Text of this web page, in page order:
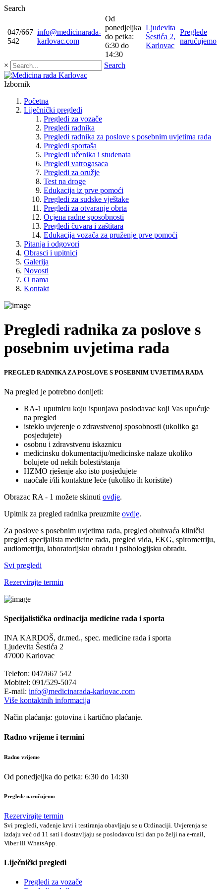
Search
047/667
542
info@medicinarada-
karlovac.com
Od
ponedjeljka
do petka:
6:30 do
14:30
Ljudevita
Šestića 2,
Karlovac
Preglede
naručujemo
× Search
Izbornik
Početna
Liječnički pregledi
Pregledi za vozače
Pregledi radnika
Pregledi radnika za poslove s posebnim uvjetima rada
Pregledi sportaša
Pregledi učenika i studenata
Pregledi vatrogasaca
Pregledi za oružje
Test na droge
Edukacija iz prve pomoći
Pregledi za sudske vještake
Pregledi za otvaranje obrta
Ocjena radne sposobnosti
Pregledi čuvara i zaštitara
Edukacija vozača za pruženje prve pomoći
Pitanja i odgovori
Obrasci i upitnici
Galerija
Novosti
O nama
Kontakt
Pregledi radnika za poslove s
posebnim uvjetima rada
PREGLED RADNIKA ZA POSLOVE S POSEBNIM UVJETIMA RADA
Na pregled je potrebno donijeti:
RA-1 uputnicu koju ispunjava poslodavac koji Vas upućuje
na pregled
isteklo uvjerenje o zdravstvenoj sposobnosti (ukoliko ga
posjedujete)
osobnu i zdravstvenu iskaznicu
medicinsku dokumentaciju/medicinske nalaze ukoliko
bolujete od nekih bolesti/stanja
HZMO rješenje ako isto posjedujete
naočale i/ili kontaktne leće (ukoliko ih koristite)
Obrazac RA - 1 možete skinuti ovdje.
Upitnik za pregled radnika preuzmite ovdje.
Za poslove s posebnim uvjetima rada, pregled obuhvaća klinički
pregled specijalista medicine rada, pregled vida, EKG, spirometriju,
audiometriju, laboratorijsku obradu i psihologijsku obradu.
Svi pregledi
Rezervirajte termin
Specijalistička ordinacija medicine rada i sporta
INA KARDOŠ, dr.med., spec. medicine rada i sporta
Ljudevita Šestića 2
47000 Karlovac
Telefon: 047/667 542
Mobitel: 091/529-5074
E-mail: info@medicinarada-karlovac.com
Više kontaktnih informacija
Način plaćanja: gotovina i kartično plaćanje.
Radno vrijeme i termini
Radno vrijeme
Od ponedjeljka do petka: 6:30 do 14:30
Preglede naručujemo
Rezervirajte termin
Svi pregledi, vađenje krvi i testiranja obavljaju se u Ordinaciji. Uvjerenja se
izdaju već od 11 sati i dostavljaju se poslodavcu isti dan po želji na e-mail,
Viber ili WhatsApp.
Liječnički pregledi
Pregledi za vozače